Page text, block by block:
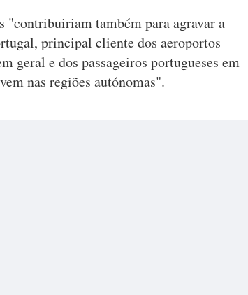
"contribuiriam também para agravar a
principal cliente dos aeroportos
geral e dos passageiros portugueses em
nas regiões autónomas".